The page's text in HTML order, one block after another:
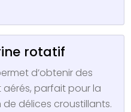
rotatif
d’obtenir des
parfait pour la
délices croustillants.